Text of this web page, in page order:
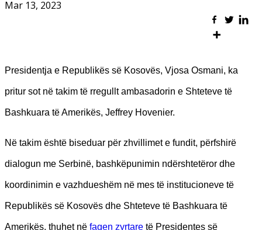
Mar 13, 2023
Presidentja e Republikës së Kosovës, Vjosa Osmani, ka
pritur sot në takim të rregullt ambasadorin e Shteteve të
Bashkuara të Amerikës, Jeffrey Hovenier.
Në takim është biseduar për zhvillimet e fundit, përfshirë
dialogun me Serbinë, bashkëpunimin ndërshtetëror dhe
koordinimin e vazhdueshëm në mes të institucioneve të
Republikës së Kosovës dhe Shteteve të Bashkuara të
Amerikës, thuhet në faqen zyrtare të Presidentes së